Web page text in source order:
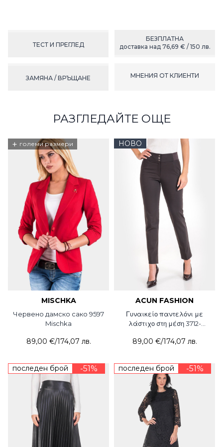
ТЕСТ И ПРЕГЛЕД
БЕЗПЛАТНА
доставка над 76,69 € / 150 лв.
ЗАМЯНА / ВРЪЩАНЕ МНЕНИЯ ОТ КЛИЕНТИ
РАЗГЛЕДАЙТЕ ОЩЕ
+ големи размери
MISCHKA
Червено дамско сако 9597
Mischka
89,00 €/174,07 лв.
НОВО
ACUN FASHION
Γυναικείο παντελόνι με
λάστιχο στη μέση 3712-
89,00 €/174,07 лв.
последен брой -51% последен брой -51%